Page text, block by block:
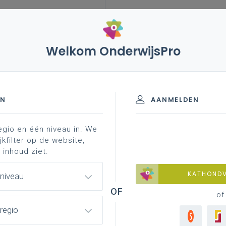
vakken en leerplannen 3de graad
materiaal krachtlijn ...
- D-finaliteit
achtergrond
22 (D') - 17-18-19 (D) - 19-20-21
Welkom OnderwijsPro
AANMELDEN
of
en één niveau in. We
op de website,
ziet.